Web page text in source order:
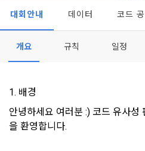
이 약관에서 사용하는 용어의 정의
1."사이트"라 함은 "회사"가 서비스
또는 "회사"가 운영하는 아래 웹사
2. "서비스"라 함은 “대회”, “교육”,
1. 개인정보처리방침의 의의
데이콘이 어떤 정보를 수집하고,
며, 필요에 따라 누구와 이를 공유(‘
살이’와 관련한 정보를 투명하게 제
정보주체로서 이용자는 자신의 개
- 마케팅 수신 동의는 거부하실
의 의사에 따라 동의를 철회할 수
동의를 거부 하시더라도 DACON
에 제한이 되지 않습니다.
안내 서비스가 제한됩니다.
2. 미동의 시 불이익 사항
대회안내 데이터 코드
개요 규칙 일정
1. 배경
안녕하세요 여러분 :) 코드 유사성
을 환영합니다.